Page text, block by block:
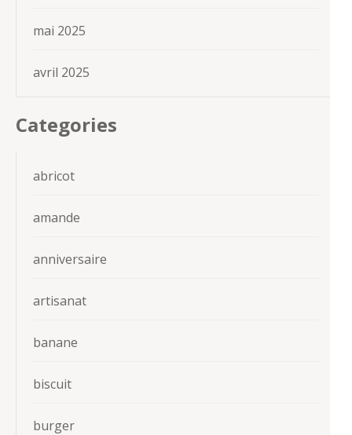
mai 2025
avril 2025
Categories
abricot
amande
anniversaire
artisanat
banane
biscuit
burger